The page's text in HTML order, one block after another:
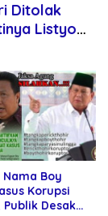
Ditolak
Listyo
Boy
Korupsi
Desak